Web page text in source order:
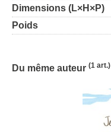
Dimensions (L×H×P)
Poids
Du même auteur (1 art.)